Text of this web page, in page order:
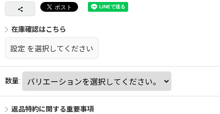
在庫確認はこちら
設定 を選択してください
数量:
返品特約に関する重要事項